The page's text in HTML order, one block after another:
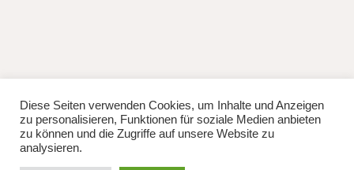
fb instag
© 2026Lisa Manhuru. Powered byWordPress
Theme: Weta vonElmastudio.
Diese Seiten verwenden Cookies, um Inhalte und Anzeigen
zu personalisieren, Funktionen für soziale Medien anbieten
zu können und die Zugriffe auf unsere Website zu
analysieren.